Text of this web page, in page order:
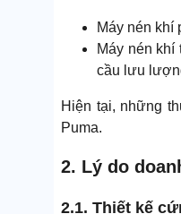
Máy nén khí
Máy nén
cầu lưu
Hiện tại, những
Puma.
2. Lý do
2.1. Thiết kế